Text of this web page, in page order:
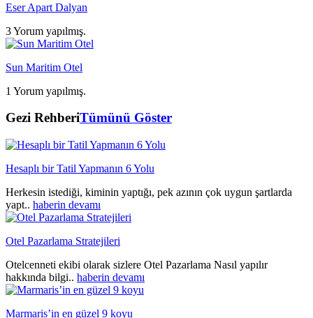
Eser Apart Dalyan
3 Yorum yapılmış.
Sun Maritim Otel
1 Yorum yapılmış.
Gezi RehberiTümünü Göster
Hesaplı bir Tatil Yapmanın 6 Yolu
Herkesin istediği, kiminin yaptığı, pek azının çok uygun şartlarda
yapt.. haberin devamı
Otel Pazarlama Stratejileri
Otelcenneti ekibi olarak sizlere Otel Pazarlama Nasıl yapılır
hakkında bilgi.. haberin devamı
Marmaris’in en güzel 9 koyu